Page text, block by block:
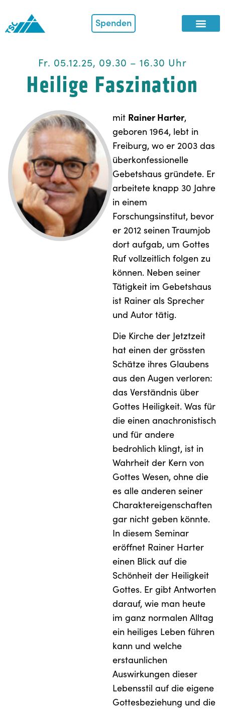
Spenden
Fr. 05.12.25, 09.30 – 16.30 Uhr
Heilige Faszination
mit Rainer Harter,
geboren 1964, lebt in
Freiburg, wo er 2003 das
überkonfessionelle
Gebetshaus gründete. Er
arbeitete knapp 30 Jahre
in einem
Forschungsinstitut, bevor
er 2012 seinen Traumjob
dort aufgab, um Gottes
Ruf vollzeitlich folgen zu
können. Neben seiner
Tätigkeit im Gebetshaus
ist Rainer als Sprecher
und Autor tätig.
Die Kirche der Jetztzeit
hat einen der grössten
Schätze ihres Glaubens
aus den Augen verloren:
das Verständnis über
Gottes Heiligkeit. Was für
die einen anachronistisch
und für andere
bedrohlich klingt, ist in
Wahrheit der Kern von
Gottes Wesen, ohne die
es alle anderen seiner
Charaktereigenschaften
gar nicht geben könnte.
In diesem Seminar
eröffnet Rainer Harter
einen Blick auf die
Schönheit der Heiligkeit
Gottes. Er gibt Antworten
darauf, wie man heute
im ganz normalen Alltag
ein heiliges Leben führen
kann und welche
erstaunlichen
Auswirkungen dieser
Lebensstil auf die eigene
Gottesbeziehung und die